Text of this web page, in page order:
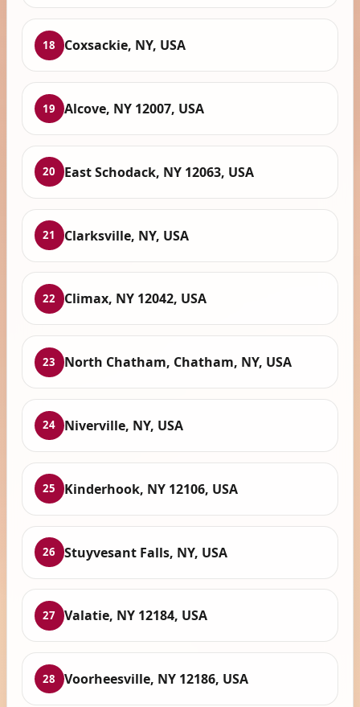
18 Coxsackie, NY, USA
19 Alcove, NY 12007, USA
20 East Schodack, NY 12063, USA
21 Clarksville, NY, USA
22 Climax, NY 12042, USA
23 North Chatham, Chatham, NY, USA
24 Niverville, NY, USA
25 Kinderhook, NY 12106, USA
26 Stuyvesant Falls, NY, USA
27 Valatie, NY 12184, USA
28 Voorheesville, NY 12186, USA